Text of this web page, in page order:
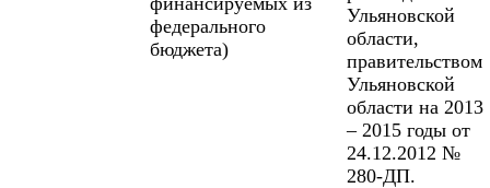
федерального
бюджета)
Ульяновской
области,
правительством
Ульяновской
области на 2013
– 2015 годы от
24.12.2012 №
280-ДП.